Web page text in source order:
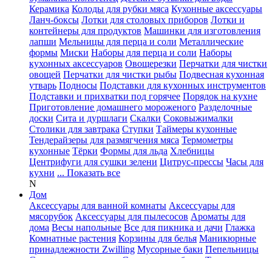
Керамика Колоды для рубки мяса Кухонные аксессуары
Ланч-боксы Лотки для столовых приборов Лотки и
контейнеры для продуктов Машинки для изготовления
лапши Мельницы для перца и соли Металлические
формы Миски Наборы для перца и соли Наборы
кухонных аксессуаров Овощерезки Перчатки для чистки
овощей Перчатки для чистки рыбы Подвесная кухонная
утварь Подносы Подставки для кухонных инструментов
Подставки и прихватки под горячее Порядок на кухне
Приготовление домашнего мороженого Разделочные
доски Сита и дуршлаги Скалки Соковыжималки
Столики для завтрака Ступки Таймеры кухонные
Тендерайзеры для размягчения мяса Термометры
кухонные Тёрки Формы для льда Хлебницы
Центрифуги для сушки зелени Цитрус-прессы Часы для
кухни ... Показать все
N
Дом
Аксессуары для ванной комнаты Аксессуары для
мясорубок Аксессуары для пылесосов Ароматы для
дома Весы напольные Все для пикника и дачи Глажка
Комнатные растения Корзины для белья Маникюрные
принадлежности Zwilling Мусорные баки Пепельницы